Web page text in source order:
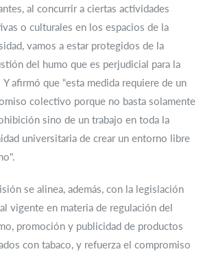
al concurrir a ciertas actividades
o culturales en los espacios de la
vamos a estar protegidos de la
del humo que es perjudicial para la
Y afirmó que “esta medida requiere de un
colectivo porque no basta solamente
sino de un trabajo en toda la
universitaria de crear un entorno libre
se alinea, además, con la legislación
vigente en materia de regulación del
promoción y publicidad de productos
con tabaco, y refuerza el compromiso